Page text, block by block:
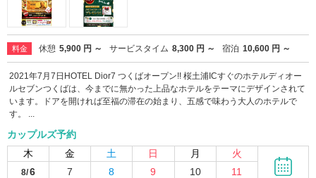
料金 休憩 5,900 円 ～ サービスタイム 8,300 円 ～ 宿泊 10,600 円 ～
2021年7月7日HOTEL Dior7 つくばオープン!! 桜土浦ICすぐのホテルディオー
ルセブンつくばは、今までに無かった上品なホテルをテーマにデザインされて
います。ドアを開ければ至福の滞在の始まり、五感で味わう大人のホテルで
す。 ...
カップルズ予約
木
金 土 日 月 火
8/6
7
8
9
10
11